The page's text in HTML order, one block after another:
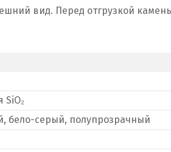
вид. Перед отгрузкой
SiO₂
бело-серый, полупрозрачный